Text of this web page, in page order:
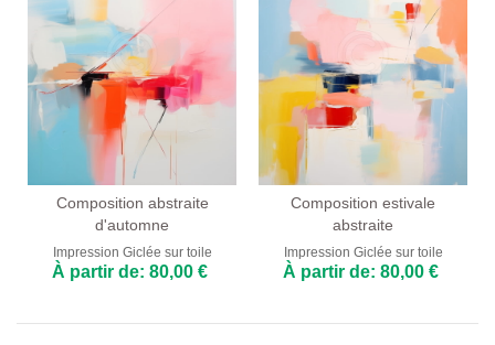
Composition abstraite
d'automne
Impression Giclée sur toile
À partir de: 80,00 €
Composition estivale
abstraite
Impression Giclée sur toile
À partir de: 80,00 €